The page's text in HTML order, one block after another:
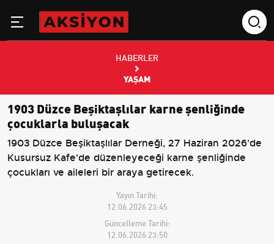
HABERLER
YAŞAM
1903 Düzce Beşiktaşlılar karne şenliğinde
çocuklarla buluşacak
1903 Düzce Beşiktaşlılar Derneği, 27 Haziran 2026'de
Kusursuz Kafe'de düzenleyeceği karne şenliğinde
çocukları ve aileleri bir araya getirecek.
Yayın Tarihi:
12.06.2026 23:45
Güncelleme Tarihi:
12.06.2026 23:50